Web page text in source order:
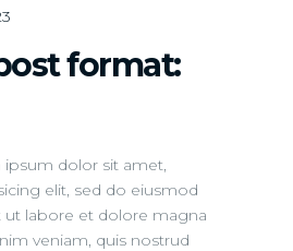
format:
ipsum dolor sit amet,
elit, sed do eiusmod
labore et dolore magna
veniam, quis nostrud